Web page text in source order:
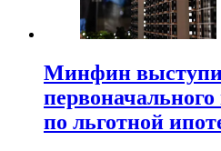
Минфин
первоначального
по льготной